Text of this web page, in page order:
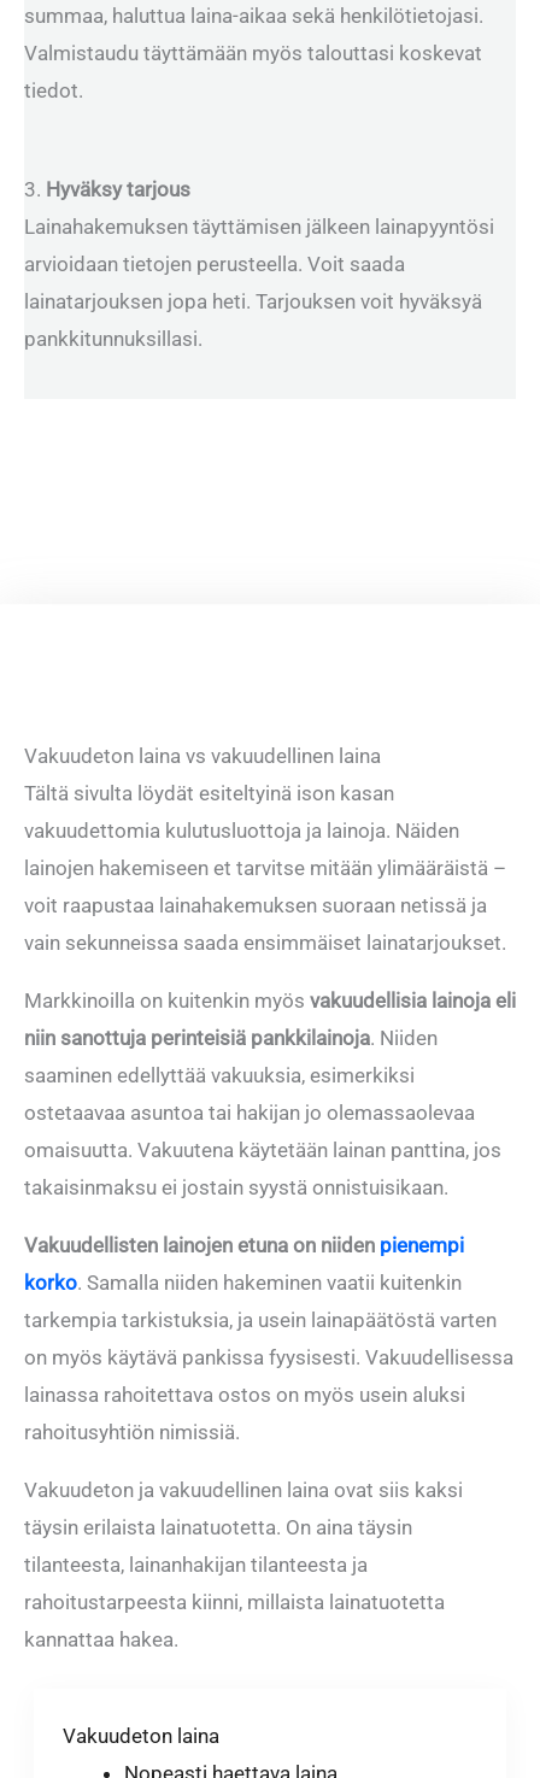
summaa, haluttua laina-aikaa sekä henkilötietojasi.
Valmistaudu täyttämään myös talouttasi koskevat
tiedot.
3. Hyväksy tarjous
Lainahakemuksen täyttämisen jälkeen lainapyyntösi
arvioidaan tietojen perusteella. Voit saada
lainatarjouksen jopa heti. Tarjouksen voit hyväksyä
pankkitunnuksillasi.
Vakuudeton laina vs vakuudellinen laina
Tältä sivulta löydät esiteltyinä ison kasan
vakuudettomia kulutusluottoja ja lainoja. Näiden
lainojen hakemiseen et tarvitse mitään ylimääräistä –
voit raapustaa lainahakemuksen suoraan netissä ja
vain sekunneissa saada ensimmäiset lainatarjoukset.
Markkinoilla on kuitenkin myös vakuudellisia lainoja eli
niin sanottuja perinteisiä pankkilainoja. Niiden
saaminen edellyttää vakuuksia, esimerkiksi
ostetaavaa asuntoa tai hakijan jo olemassaolevaa
omaisuutta. Vakuutena käytetään lainan panttina, jos
takaisinmaksu ei jostain syystä onnistuisikaan.
Vakuudellisten lainojen etuna on niiden pienempi
korko. Samalla niiden hakeminen vaatii kuitenkin
tarkempia tarkistuksia, ja usein lainapäätöstä varten
on myös käytävä pankissa fyysisesti. Vakuudellisessa
lainassa rahoitettava ostos on myös usein aluksi
rahoitusyhtiön nimissiä.
Vakuudeton ja vakuudellinen laina ovat siis kaksi
täysin erilaista lainatuotetta. On aina täysin
tilanteesta, lainanhakijan tilanteesta ja
rahoitustarpeesta kiinni, millaista lainatuotetta
kannattaa hakea.
Vakuudeton laina
Nopeasti haettava laina